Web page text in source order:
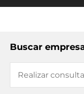
Buscar